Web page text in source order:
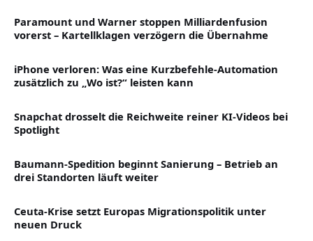
Paramount und Warner stoppen Milliardenfusion
vorerst – Kartellklagen verzögern die Übernahme
iPhone verloren: Was eine Kurzbefehle-Automation
zusätzlich zu „Wo ist?“ leisten kann
Snapchat drosselt die Reichweite reiner KI-Videos bei
Spotlight
Baumann-Spedition beginnt Sanierung – Betrieb an
drei Standorten läuft weiter
Ceuta-Krise setzt Europas Migrationspolitik unter
neuen Druck